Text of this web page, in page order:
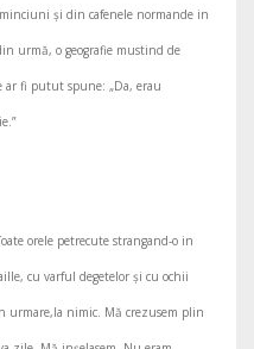
și din cafenele normande in
urmă, o geografie mustind de
ar fi putut spune: „Da, erau
orele petrecute strangand-o in
cu varful degetelor și cu ochii
urmare,la nimic. Mă crezusem plin